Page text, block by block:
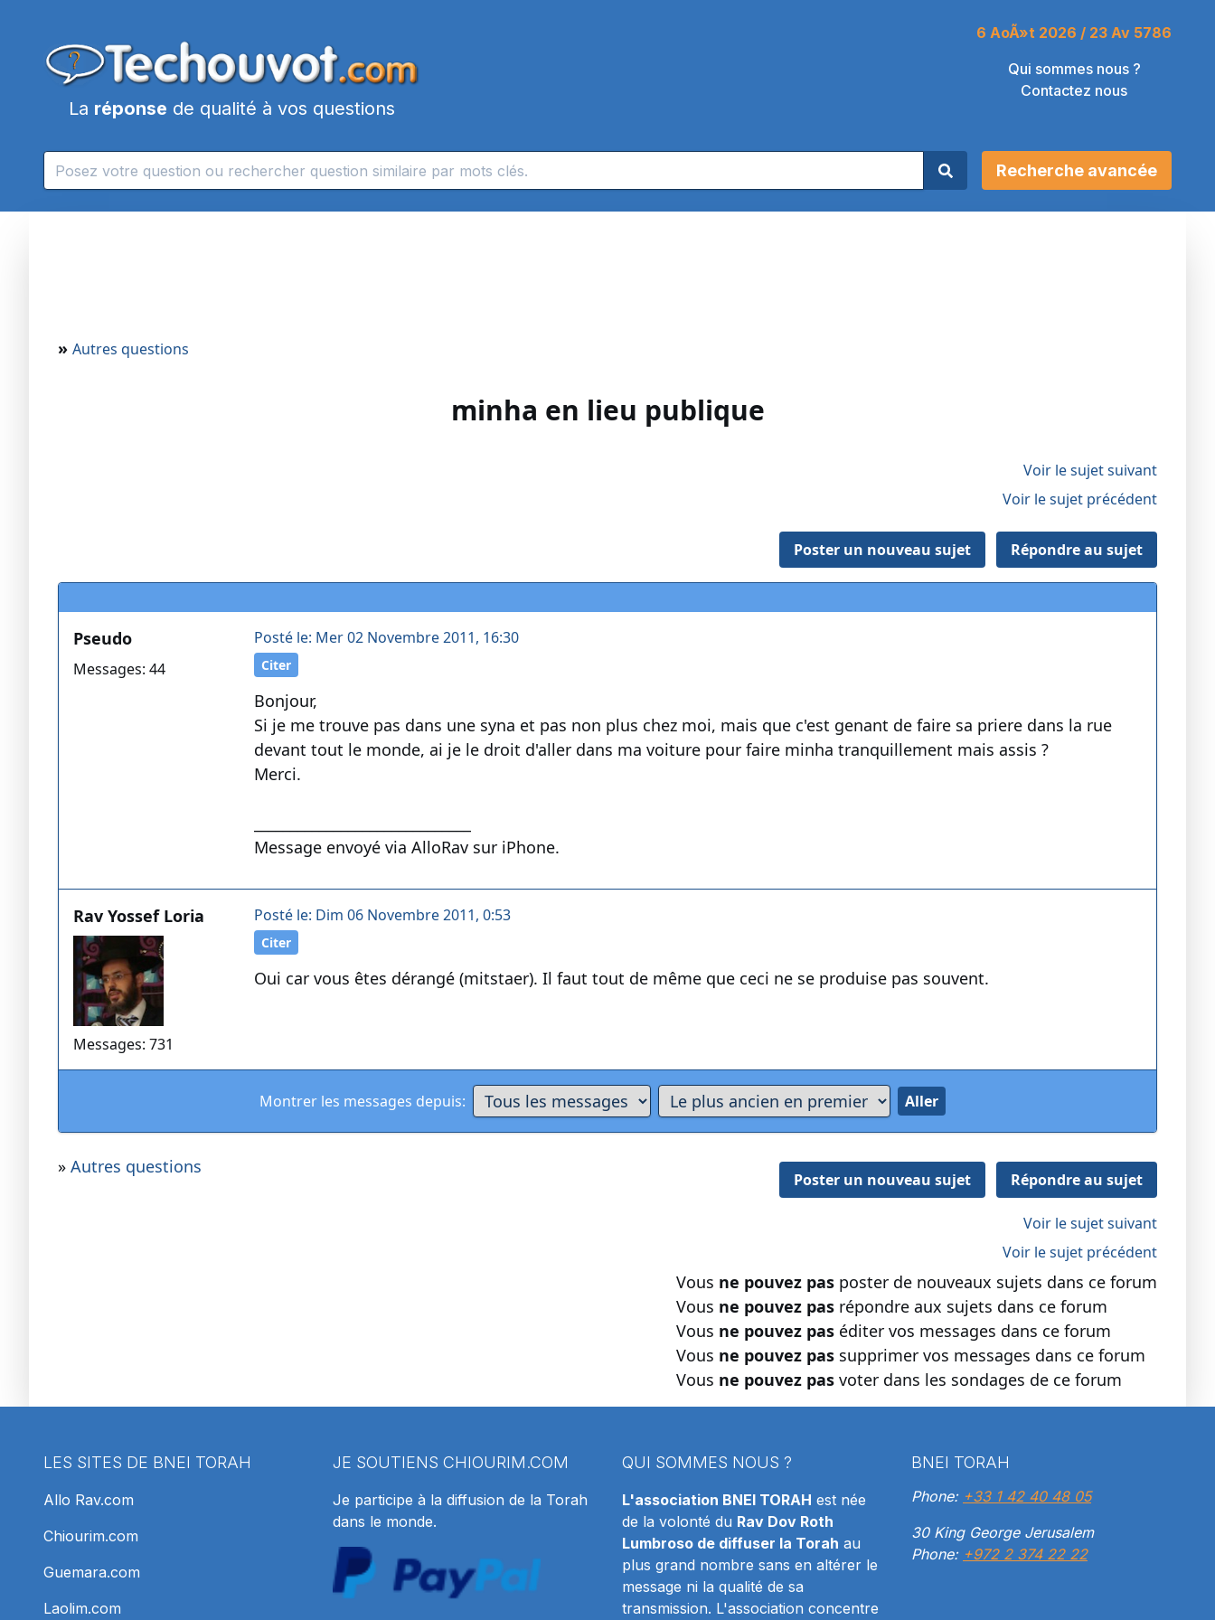
La réponse de qualité à vos questions
6 AoÃ»t 2026 / 23 Av 5786
Qui sommes nous ?
Contactez nous
Recherche avancée
» Autres questions
minha en lieu publique
Voir le sujet suivant
Voir le sujet précédent
Poster un nouveau sujet Répondre au sujet
Pseudo
Messages: 44
Posté le: Mer 02 Novembre 2011, 16:30
Citer
Bonjour,
Si je me trouve pas dans une syna et pas non plus chez moi, mais que c'est genant de faire sa priere dans la rue
devant tout le monde, ai je le droit d'aller dans ma voiture pour faire minha tranquillement mais assis ?
Merci.
Message envoyé via AlloRav sur iPhone.
Rav Yossef Loria
Messages: 731
Posté le: Dim 06 Novembre 2011, 0:53
Citer
Oui car vous êtes dérangé (mitstaer). Il faut tout de même que ceci ne se produise pas souvent.
Montrer les messages depuis:
» Autres questions
Poster un nouveau sujet Répondre au sujet
Voir le sujet suivant
Voir le sujet précédent
Vous ne pouvez pas poster de nouveaux sujets dans ce forum
Vous ne pouvez pas répondre aux sujets dans ce forum
Vous ne pouvez pas éditer vos messages dans ce forum
Vous ne pouvez pas supprimer vos messages dans ce forum
Vous ne pouvez pas voter dans les sondages de ce forum
LES SITES DE BNEI TORAH
Allo Rav.com
Chiourim.com
Guemara.com
Laolim.com
JE SOUTIENS CHIOURIM.COM
Je participe à la diffusion de la Torah
dans le monde.
QUI SOMMES NOUS ?
L'association BNEI TORAH est née
de la volonté du Rav Dov Roth
Lumbroso de diffuser la Torah au
plus grand nombre sans en altérer le
message ni la qualité de sa
transmission. L'association concentre
BNEI TORAH
Phone: +33 1 42 40 48 05
30 King George Jerusalem
Phone: +972 2 374 22 22